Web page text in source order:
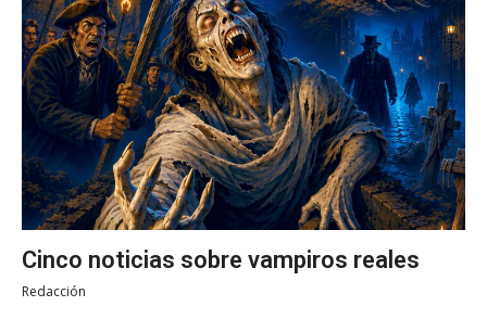
Cinco noticias sobre vampiros reales
Redacción